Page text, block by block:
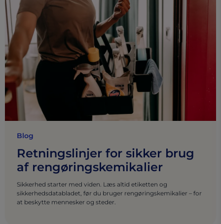
Blog
Retningslinjer for sikker brug
af rengøringskemikalier
Sikkerhed starter med viden. Læs altid etiketten og
sikkerhedsdatabladet, før du bruger rengøringskemikalier – for
at beskytte mennesker og steder.